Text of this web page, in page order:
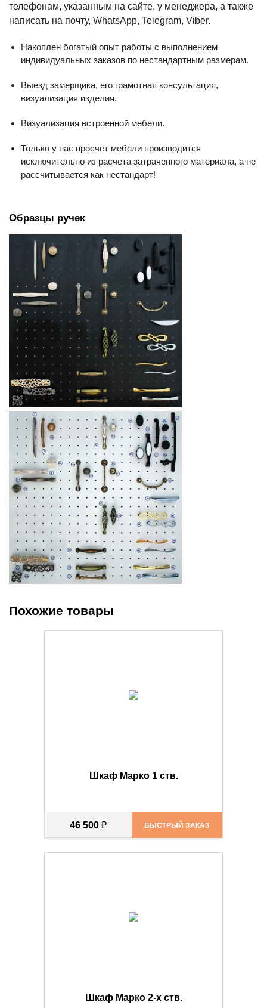
телефонам, указанным на сайте, у менеджера, а также
написать на почту, WhatsApp, Telegram, Viber.
Накоплен богатый опыт работы с выполнением
индивидуальных заказов по нестандартным размерам.
Выезд замерщика, его грамотная консультация,
визуализация изделия.
Визуализация встроенной мебели.
Только у нас просчет мебели производится
исключительно из расчета затраченного материала, а не
рассчитывается как нестандарт!
Образцы ручек
Похожие товары
Шкаф Марко 1 ств.
46 500 ₽ БЫСТРЫЙ ЗАКАЗ
Шкаф Марко 2-х ств.